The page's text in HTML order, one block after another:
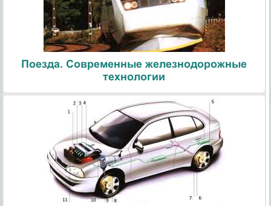
Поезда. Современные железнодорожные
технологии